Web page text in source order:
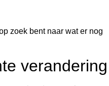
zoek bent naar wat er nog
verandering